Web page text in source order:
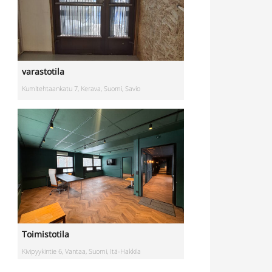
varastotila
Kumitehtaankatu 7, Kerava, Suomi, Savio
Toimistotila
Kivipyykintie 6, Vantaa, Suomi, Itä-Hakkila